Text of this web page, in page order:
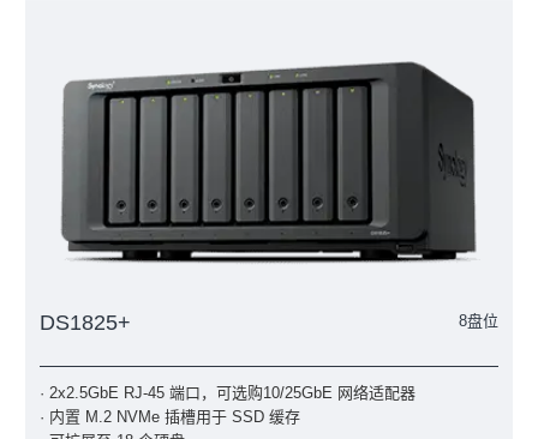
DS1825+ 8盘位
· 2x2.5GbE RJ-45 端口，可选购10/25GbE 网络适配器
· 内置 M.2 NVMe 插槽用于 SSD 缓存